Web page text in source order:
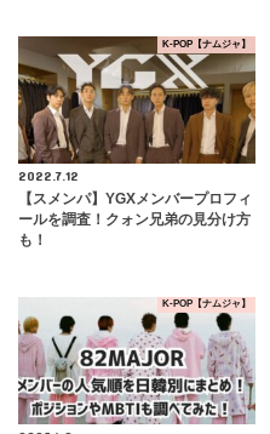
K-POP【ナムジャ】
2022.7.12
【スメンパ】YGXメンバープロフィ
ールを調査！クォン兄弟の見分け方
も！
K-POP【ナムジャ】